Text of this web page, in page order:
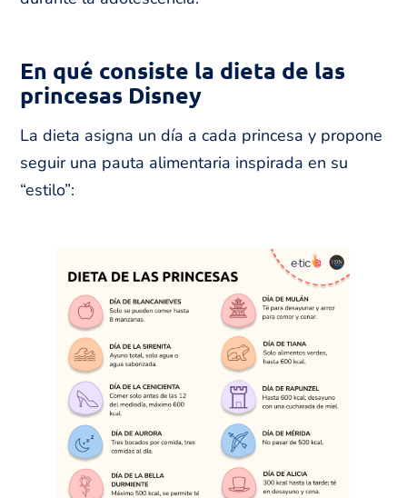
En qué consiste la dieta de las
princesas Disney
La dieta asigna un día a cada princesa y propone
seguir una pauta alimentaria inspirada en su
“estilo”: